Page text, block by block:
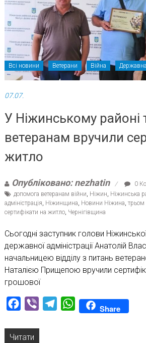
Всі новини Ветерани Війна
07.07.
У Ніжинському районі
ветеранам вручили
житло
Опубліковано: nezhatin
0
допомога ветеранам війни, Ніжин, Ніжинська
адміністрація, Ніжинщина, Новини Ніжина, трьом
сертифікати на житло, Чернігівщина
Сьогодні заступник голови
державної адміністрації Анатолій
начальницею відділу з питань
Наталією Прищепою вручили
грошової
Facebook
Viber TelegramWhatsAppShare
Читати